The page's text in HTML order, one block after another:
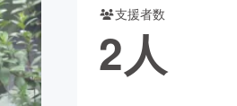
ビューティー・ヘルスケア
支援者数
2人